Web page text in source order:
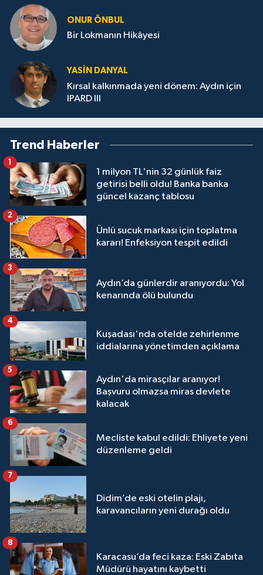
ONUR ÖNBUL
Bir Lokmanın Hikâyesi
YASIN DANYAL
Kırsal kalkınmada yeni dönem: Aydın için
IPARD III
Trend Haberler
1 milyon TL'nin 32 günlük faiz
getirisi belli oldu! Banka banka
güncel kazanç tablosu
1
Ünlü sucuk markası için toplatma
kararı! Enfeksiyon tespit edildi
2
Aydın’da günlerdir aranıyordu: Yol
kenarında ölü bulundu
3
Kuşadası'nda otelde zehirlenme
iddialarına yönetimden açıklama
4
Aydın'da mirasçılar aranıyor!
Başvuru olmazsa miras devlete
kalacak
5
Mecliste kabul edildi: Ehliyete yeni
düzenleme geldi
6
Didim’de eski otelin plajı,
karavancıların yeni durağı oldu
7
Karacasu’da feci kaza: Eski Zabıta
Müdürü hayatını kaybetti
8